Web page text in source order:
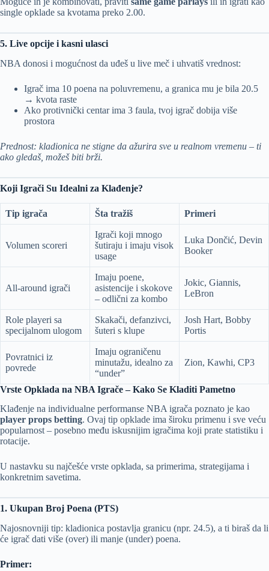
single opklade sa kvotama preko 2.00.
5. Live opcije i kasni ulasci
NBA donosi i mogućnost da uđeš u live meč i uhvatiš vrednost:
Igrač ima 10 poena na poluvremenu, a granica mu je bila 20.5
→ kvota raste
Ako protivnički centar ima 3 faula, tvoj igrač dobija više
prostora
Prednost: kladionica ne stigne da ažurira sve u realnom vremenu – ti
ako gledaš, možeš biti brži.
Koji Igrači Su Idealni za Klađenje?
Tip igrača Šta tražiš Primeri
Volumen scoreri
Igrači koji mnogo
šutiraju i imaju visok
usage
Luka Dončić, Devin
Booker
All-around igrači
Imaju poene,
asistencije i skokove
– odlični za kombo
Jokic, Giannis,
LeBron
Role playeri sa
specijalnom ulogom
Skakači, defanzivci,
šuteri s klupe
Josh Hart, Bobby
Portis
Povratnici iz
povrede
Imaju ograničenu
minutažu, idealno za
“under”
Zion, Kawhi, CP3
Vrste Opklada na NBA Igrače – Kako Se Kladiti Pametno
Klađenje na individualne performanse NBA igrača poznato je kao
player props betting. Ovaj tip opklade ima široku primenu i sve veću
popularnost – posebno među iskusnijim igračima koji prate statistiku i
rotacije.
U nastavku su najčešće vrste opklada, sa primerima, strategijama i
konkretnim savetima.
1. Ukupan Broj Poena (PTS)
Najosnovniji tip: kladionica postavlja granicu (npr. 24.5), a ti biraš da li
će igrač dati više (over) ili manje (under) poena.
Primer: